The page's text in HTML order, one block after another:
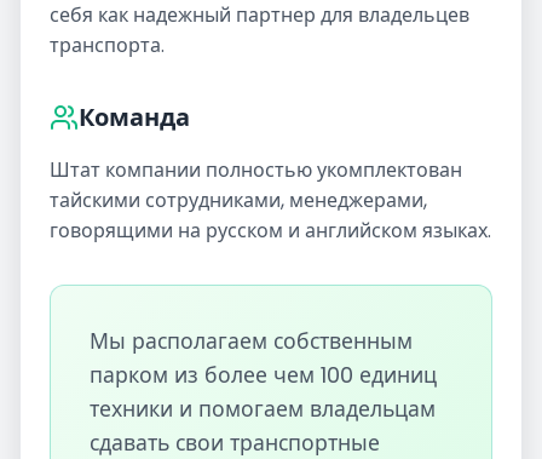
себя как надежный партнер для владельцев
транспорта.
Команда
Штат компании полностью укомплектован
тайскими сотрудниками, менеджерами,
говорящими на русском и английском языках.
Мы располагаем собственным
парком из более чем 100 единиц
техники и помогаем владельцам
сдавать свои транспортные